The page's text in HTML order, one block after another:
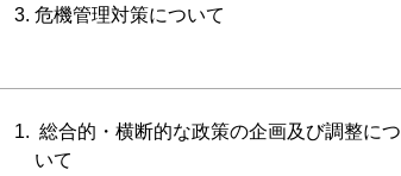
危機管理対策について
総合的・横断的な政策の企画及び調整につ
いて